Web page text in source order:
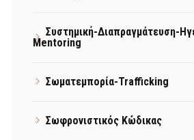
Συστημική-Διαπραγμάτευση-
Mentoring
Σωματεμπορία-Trafficking
Σωφρονιστικός Κώδικας